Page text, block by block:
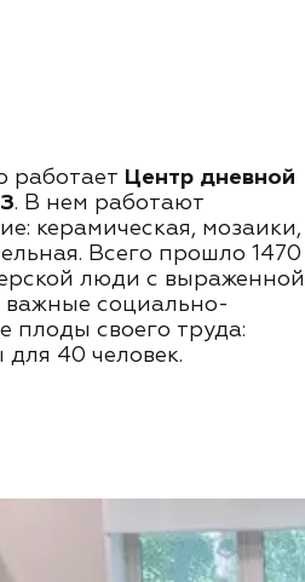
работает Центр дневной
. В нем работают
керамическая, мозаики,
Всего прошло 1470
люди с выраженной
важные социально-
плоды своего труда:
40 человек.